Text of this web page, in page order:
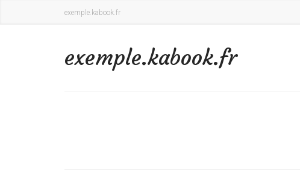
exemple.kabook.fr
exemple.kabook.fr